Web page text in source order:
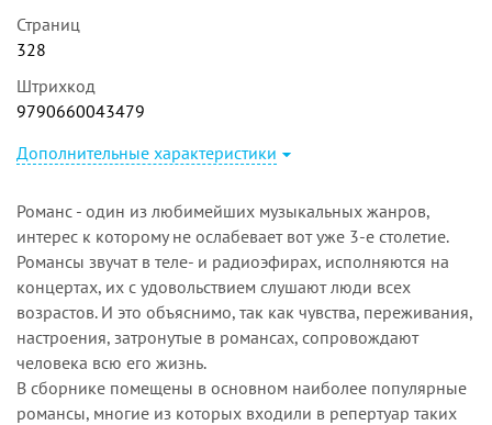
Страниц
328
Штрихкод
9790660043479
Дополнительные характеристики
Романс - один из любимейших музыкальных жанров,
интерес к которому не ослабевает вот уже 3-е столетие.
Романсы звучат в теле- и радиоэфирах, исполняются на
концертах, их с удовольствием слушают люди всех
возрастов. И это объяснимо, так как чувства, переживания,
настроения, затронутые в романсах, сопровождают
человека всю его жизнь.
В сборнике помещены в основном наиболее популярные
романсы, многие из которых входили в репертуар таких